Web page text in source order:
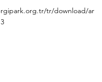
tr/download/ar